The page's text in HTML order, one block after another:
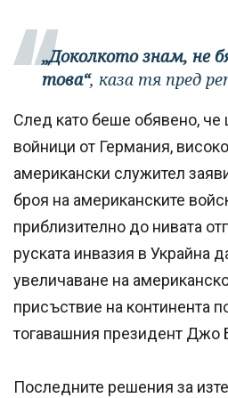
„Доколкото знам, не
това“, каза тя пред
След като беше обявено, че
войници от Германия,
американски служител
броя на американските
приблизително до нивата
руската инвазия в Украйна
увеличаване на
присъствие на континента
тогавашния президент Джо
Последните решения за